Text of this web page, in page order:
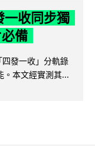
收同步獨
備
發一收」分軌錄
本文經實測其...